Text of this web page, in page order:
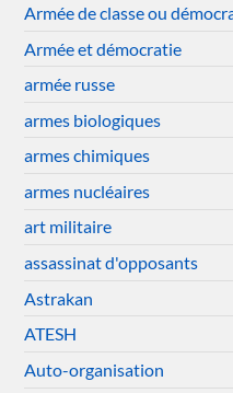
Armée de classe ou
Armée et démocratie
armée russe
armes biologiques
armes chimiques
armes nucléaires
art militaire
assassinat d'opposants
Astrakan
ATESH
Auto-organisation